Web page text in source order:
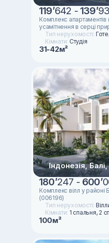
119’642 -139’
Комплекс апартаментів
усамітнення в серці
Тип нерухомості:
Кімнати: Студія
31-42м²
Індонезія,
180’247 - 600’
Комплекс вілл у районі
(006196)
Тип нерухомості:
Кімнати: 1 спальня, 2
100м²